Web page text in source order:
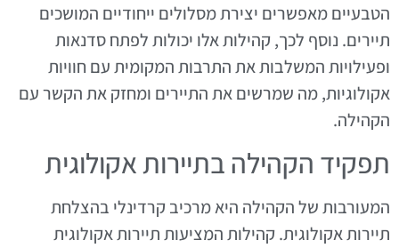
הטבעיים מאפשרים יצירת מסלולים ייחודיים המושכים
תיירים. נוסף לכך, קהילות אלו יכולות לפתח סדנאות
ופעילויות המשלבות את התרבות המקומית עם חוויות
אקולוגיות, מה שמרשים את התיירים ומחזק את הקשר עם
הקהילה.
תפקיד הקהילה בתיירות אקולוגית
המעורבות של הקהילה היא מרכיב קרדינלי בהצלחת
תיירות אקולוגית. קהילות המציעות תיירות אקולוגית